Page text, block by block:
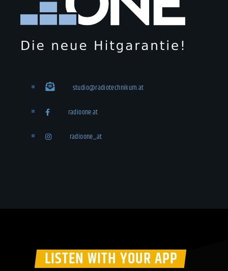
studio@radiotechnikum.at
radioone.at
radioone_at
LISTEN WITH YOUR APP